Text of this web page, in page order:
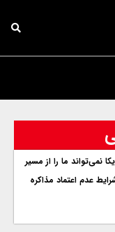
نمی‌تواند ما را از مسیر
عدم اعتماد مذاکره